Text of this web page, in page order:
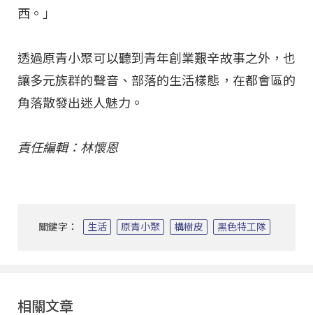
西。」
透過原青小聚可以聽到青年創業艱辛故事之外，也
讓多元族群的聲音、部落的生活樣態，在都會區的
角落散發出迷人魅力。
責任編輯：林懷恩
關鍵字： 生活 原青小聚 構樹皮 黑色特工隊
相關文章